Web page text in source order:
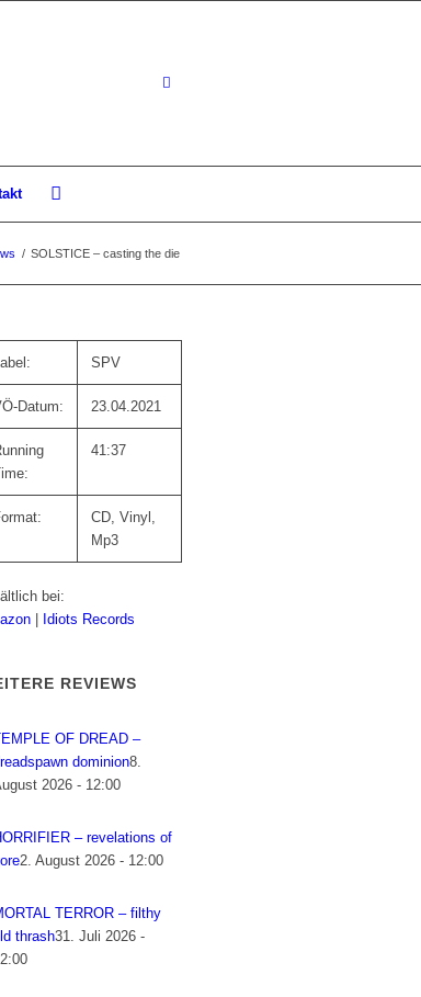
/ SOLSTICE – casting the die
SPV
Datum: 23.04.2021
41:37
CD, Vinyl,
Mp3
bei:
Idiots Records
REVIEWS
OF DREAD –
dominion8.
2026 - 12:00
– revelations of
2. August 2026 - 12:00
TERROR – filthy
thrash31. Juli 2026 -